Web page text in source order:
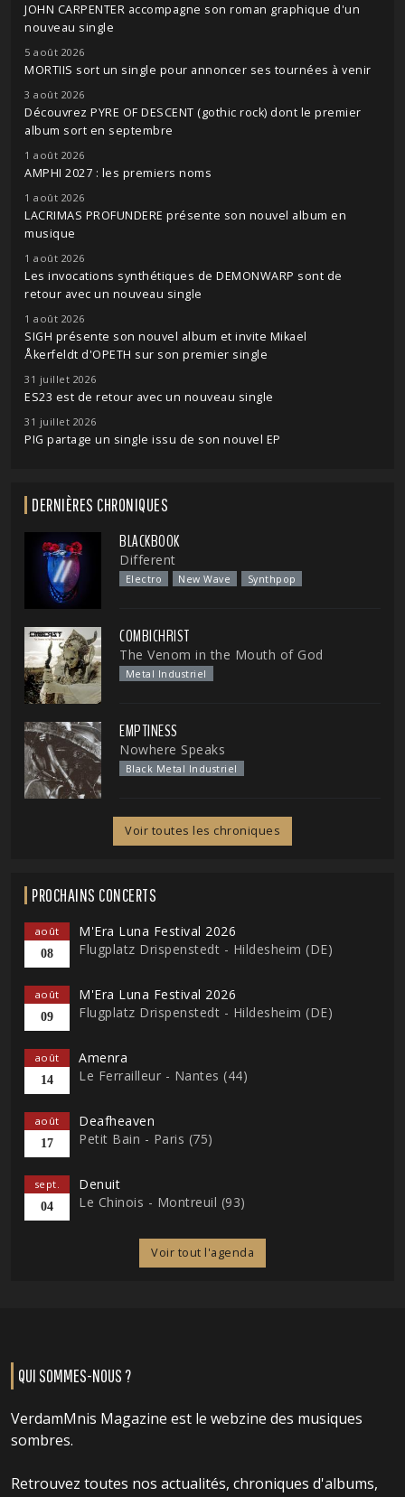
JOHN CARPENTER accompagne son roman graphique d'un
nouveau single
5 août 2026
MORTIIS sort un single pour annoncer ses tournées à venir
3 août 2026
Découvrez PYRE OF DESCENT (gothic rock) dont le premier
album sort en septembre
1 août 2026
AMPHI 2027 : les premiers noms
1 août 2026
LACRIMAS PROFUNDERE présente son nouvel album en
musique
1 août 2026
Les invocations synthétiques de DEMONWARP sont de
retour avec un nouveau single
1 août 2026
SIGH présente son nouvel album et invite Mikael
Åkerfeldt d'OPETH sur son premier single
31 juillet 2026
ES23 est de retour avec un nouveau single
31 juillet 2026
PIG partage un single issu de son nouvel EP
DERNIÈRES CHRONIQUES
BLACKBOOK
Different
Electro New Wave Synthpop
COMBICHRIST
The Venom in the Mouth of God
Metal Industriel
EMPTINESS
Nowhere Speaks
Black Metal Industriel
Voir toutes les chroniques
PROCHAINS CONCERTS
août
08
M'Era Luna Festival 2026
Flugplatz Drispenstedt - Hildesheim (DE)
août
09
M'Era Luna Festival 2026
Flugplatz Drispenstedt - Hildesheim (DE)
août
14
Amenra
Le Ferrailleur - Nantes (44)
août
17
Deafheaven
Petit Bain - Paris (75)
sept.
04
Denuit
Le Chinois - Montreuil (93)
Voir tout l'agenda
QUI SOMMES-NOUS ?
VerdamMnis Magazine est le webzine des musiques
sombres.
Retrouvez toutes nos actualités, chroniques d'albums,